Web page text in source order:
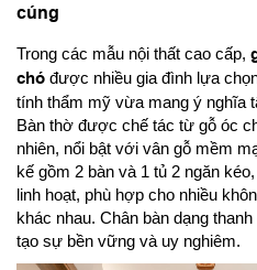
cúng
Trong các mẫu nội thất cao cấp,
chó được nhiều gia đình lựa
tính thẩm mỹ vừa mang ý nghĩa
Bàn thờ được chế tác từ gỗ óc
nhiên, nổi bật với vân gỗ mềm
kế gồm 2 bàn và 1 tủ 2 ngăn
linh hoạt, phù hợp cho nhiều
khác nhau. Chân bàn dạng
tạo sự bền vững và uy nghiêm.